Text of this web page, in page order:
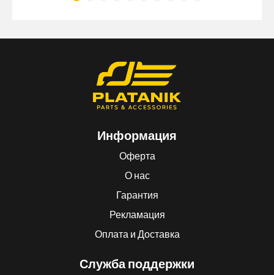
Информация
Оферта
О нас
Гарантия
Рекламация
Оплата и Доставка
Служба поддержки